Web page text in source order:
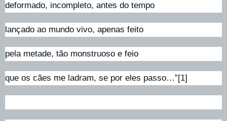
deformado, incompleto, antes do tempo
lançado ao mundo vivo, apenas feito
pela metade, tão monstruoso e feio
que os cães me ladram, se por eles passo…”[1]